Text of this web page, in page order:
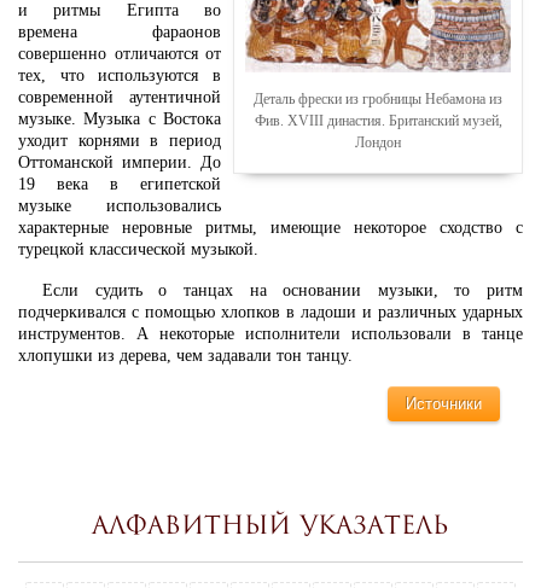
Деталь фрески из гробницы Небамона из
Фив. XVIII династия. Британский музей,
Лондон
и ритмы Египта во
времена фараонов
совершенно отличаются от
тех, что используются в
современной аутентичной
музыке. Музыка с Востока
уходит корнями в период
Оттоманской империи. До
19 века в египетской
музыке использовались
характерные неровные ритмы, имеющие некоторое сходство с
турецкой классической музыкой.
Если судить о танцах на основании музыки, то ритм
подчеркивался с помощью хлопков в ладоши и различных ударных
инструментов. А некоторые исполнители использовали в танце
хлопушки из дерева, чем задавали тон танцу.
Источники
Алфавитный указатель